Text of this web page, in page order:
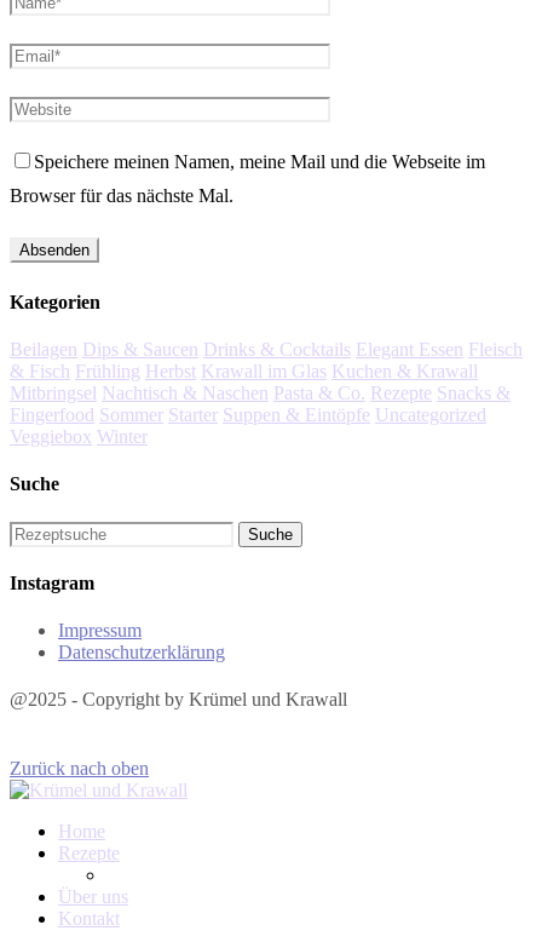
Speichere meinen Namen, meine Mail und die Webseite im
Browser für das nächste Mal.
Kategorien
Beilagen Dips & Saucen Drinks & Cocktails Elegant Essen Fleisch
& Fisch Frühling Herbst Krawall im Glas Kuchen & Krawall
Mitbringsel Nachtisch & Naschen Pasta & Co. Rezepte Snacks &
Fingerfood Sommer Starter Suppen & Eintöpfe Uncategorized
Veggiebox Winter
Suche
Instagram
Impressum
Datenschutzerklärung
@2025 - Copyright by Krümel und Krawall
Zurück nach oben
Home
Rezepte
Über uns
Kontakt